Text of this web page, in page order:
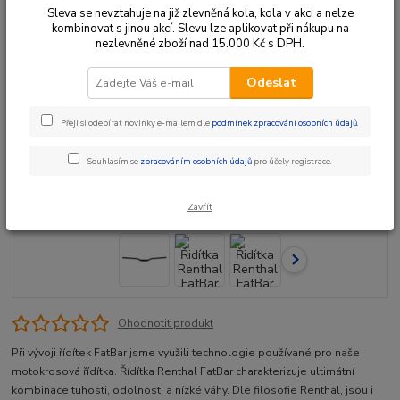
Ohodnotit produkt
Při vývoji řídítek FatBar jsme využili technologie používané pro naše
motokrosová řídítka. Řídítka Renthal FatBar charakterizuje ultimátní
kombinace tuhosti, odolnosti a nízké váhy. Dle filosofie Renthal, jsou i
Sleva se nevztahuje na již zlevněná kola, kola v akci a nelze
kombinovat s jinou akcí. Slevu lze aplikovat při nákupu na
nezlevněné zboží nad 15.000 Kč s DPH.
Odeslat
Přeji si odebírat novinky e-mailem dle podmínek zpracování osobních údajů.
Souhlasím se zpracováním osobních údajů pro účely registrace.
Zavřít